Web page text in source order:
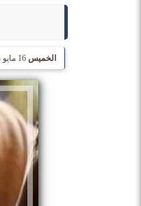
الخميس 16 مايو 2024